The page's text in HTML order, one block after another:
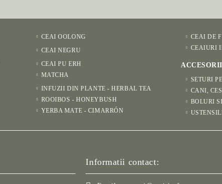
CEAI OOLONG
CEAI NEGRU
CEAI PU ERH
MATCHA
INFUZII DIN PLANTE - HERBAL TEA
ROOIBOS - HONEYBUSH
YERBA MATE - CIMARRÓN
CEAI DE
CEAIURI
SETURI
CANI,
BOLURI
Informatii contact: